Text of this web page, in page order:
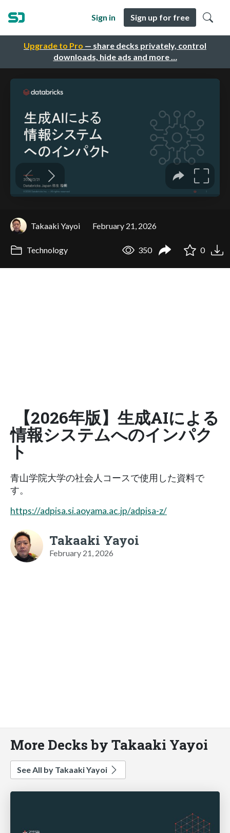
Upgrade to Pro — share decks privately, control
downloads, hide ads and more …
Sign in Sign up for free
Takaaki Yayoi February 21, 2026
Technology 350 0
【2026年版】生成AIによる
情報システムへのインパク
ト
青山学院大学の社会人コースで使用した資料で
す。
https://adpisa.si.aoyama.ac.jp/adpisa-z/
Takaaki Yayoi
February 21, 2026
More Decks by Takaaki Yayoi
See All by Takaaki Yayoi